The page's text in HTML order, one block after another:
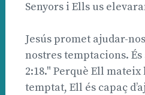
Senyors i Ells us
Jesús promet ajudar-
nostres temptacions.
2:18." Perquè Ell
temptat, Ell és capaç